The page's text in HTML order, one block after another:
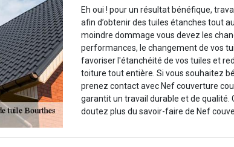
Eh oui ! pour un résultat bénéfique,
afin d’obtenir des tuiles étanches tout
moindre dommage vous devez les
performances, le changement de vos
favoriser l'étanchéité de vos tuiles et
toiture tout entière. Si vous souhaitez
prenez contact avec Nef couverture
garantit un travail durable et de
doutez plus du savoir-faire de Nef